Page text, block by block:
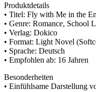
Produktdetails
• Titel: Fly with Me in the
• Genre: Romance, School
• Verlag: Dokico
• Format: Light Novel
• Sprache: Deutsch
• Empfohlen ab: 16 Jahren
Besonderheiten
• Einfühlsame Darstellung